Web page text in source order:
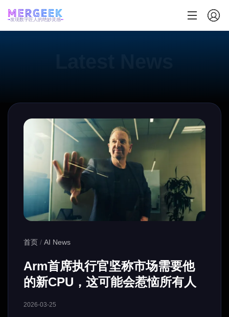
发现数字匠人的绝妙灵感
首页 / AI News
Arm首席执行官坚称市场需要他
的新CPU，这可能会惹恼所有人
2026-03-25